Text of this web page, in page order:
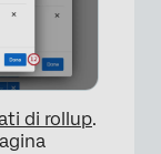
×
di rollup.